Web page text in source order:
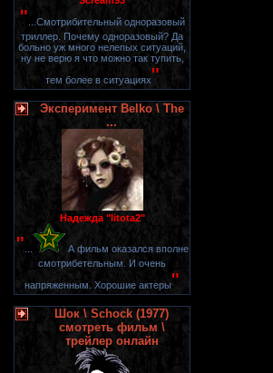
" ...Смотрибительный одноразовый
триллер. Почему одноразовый? Да
больно уж много нелепых ситуаций,
ну не верю я что можно так тупить,
тем более в ситуациях"
Эксперимент Belko \ The
...
Надежда "litota2"
"
А фильм оказался вполне
смотрибетельным. И очень
напряженным. Хорошие актеры"
Шок \ Schock (1977)
смотреть фильм \
трейлер онлайн